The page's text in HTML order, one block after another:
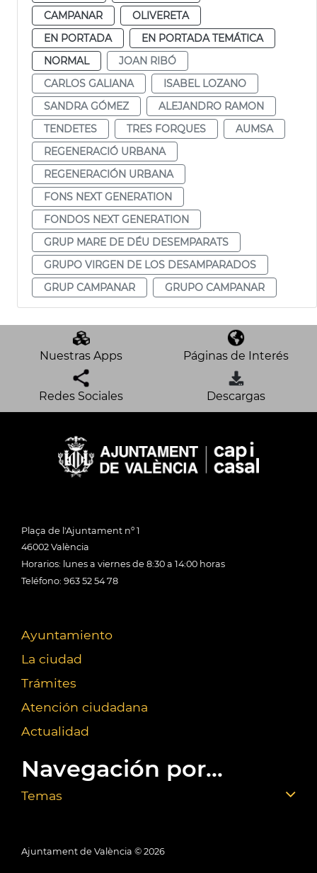
CAMPANAR
OLIVERETA
EN PORTADA
EN PORTADA TEMÁTICA
NORMAL
JOAN RIBÓ
CARLOS GALIANA
ISABEL LOZANO
SANDRA GÓMEZ
ALEJANDRO RAMON
TENDETES
TRES FORQUES
AUMSA
REGENERACIÓ URBANA
REGENERACIÓN URBANA
FONS NEXT GENERATION
FONDOS NEXT GENERATION
GRUP MARE DE DÉU DESEMPARATS
GRUPO VIRGEN DE LOS DESAMPARADOS
GRUP CAMPANAR
GRUPO CAMPANAR
Nuestras Apps Páginas de Interés
Redes Sociales Descargas
Plaça de l'Ajuntament nº 1
46002 València
Horarios: lunes a viernes de 8:30 a 14:00 horas
Teléfono: 963 52 54 78
Ayuntamiento
La ciudad
Trámites
Atención ciudadana
Actualidad
Navegación por...
Temas
Ajuntament de València © 2026